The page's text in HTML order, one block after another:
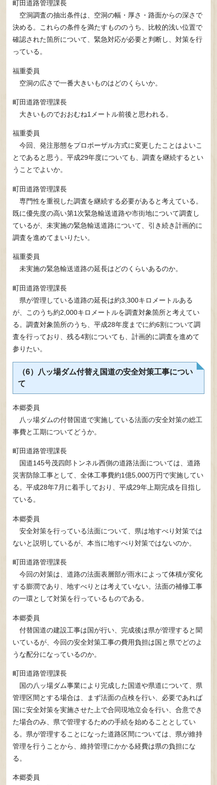
町田道路管理課長
空洞調査の抽出条件は、空洞の幅・厚さ・路面からの深さで
決める。これらの条件を満たすもののうち、比較的浅い位置で
確認された箇所について、緊急対応が必要と判断し、対策を行
っている。
福重委員
空洞の広さで一番大きいものはどのくらいか。
町田道路管理課長
大きいものでおおむね1メートル前後と思われる。
福重委員
今回、発注形態をプロポーザル方式に変更したことはよいこ
とであると思う。平成29年度についても、調査を継続するとい
うことでよいか。
町田道路管理課長
専門性を重視した調査を継続する必要があると考えている。
既に優先度の高い第1次緊急輸送道路や市街地について調査し
ているが、未実施の緊急輸送道路について、引き続き計画的に
調査を進めてまいりたい。
福重委員
未実施の緊急輸送道路の延長はどのくらいあるのか。
町田道路管理課長
県が管理している道路の延長は約3,300キロメートルある
が、このうち約2,000キロメートルを調査対象箇所と考えてい
る。調査対象箇所のうち、平成28年度までに約6割について調
査を行っており、残る4割についても、計画的に調査を進めて
参りたい。
（6）八ッ場ダム付替え国道の安全対策工事につい
て
本郷委員
八ッ場ダムの付替国道で実施している法面の安全対策の総工
事費と工期についてどうか。
町田道路管理課長
国道145号茂四郎トンネル西側の道路法面については、道路
災害防除工事として、全体工事費約1億5,000万円で実施してい
る。平成28年7月に着手しており、平成29年上期完成を目指し
ている。
本郷委員
安全対策を行っている法面について、県は地すべり対策では
ないと説明しているが、本当に地すべり対策ではないのか。
町田道路管理課長
今回の対策は、道路の法面表層部が雨水によって体積が変化
する膨潤であり、地すべりとは考えていない。法面の補修工事
の一環として対策を行っているものである。
本郷委員
付替国道の建設工事は国が行い、完成後は県が管理すると聞
いているが、今回の安全対策工事の費用負担は国と県でどのよ
うな配分になっているのか。
町田道路管理課長
国の八ッ場ダム事業により完成した国道や県道について、県
管理区間とする場合は、まず法面の点検を行い、必要であれば
国に安全対策を実施させた上で合同現地立会を行い、合意でき
た場合のみ、県で管理するための手続を始めることとしてい
る。県が管理することになった道路区間については、県が維持
管理を行うことから、維持管理にかかる経費は県の負担にな
る。
本郷委員